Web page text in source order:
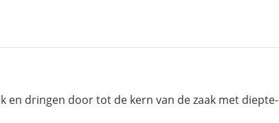
en dringen door tot de kern van de zaak met diepte-